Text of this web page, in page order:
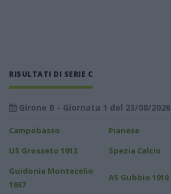
RISULTATI DI SERIE C
Girone B - Giornata 1 del 23/08/2026
Campobasso Pianese
US Grosseto 1912 Spezia Calcio
Guidonia Montecelio
1937
AS Gubbio 1910